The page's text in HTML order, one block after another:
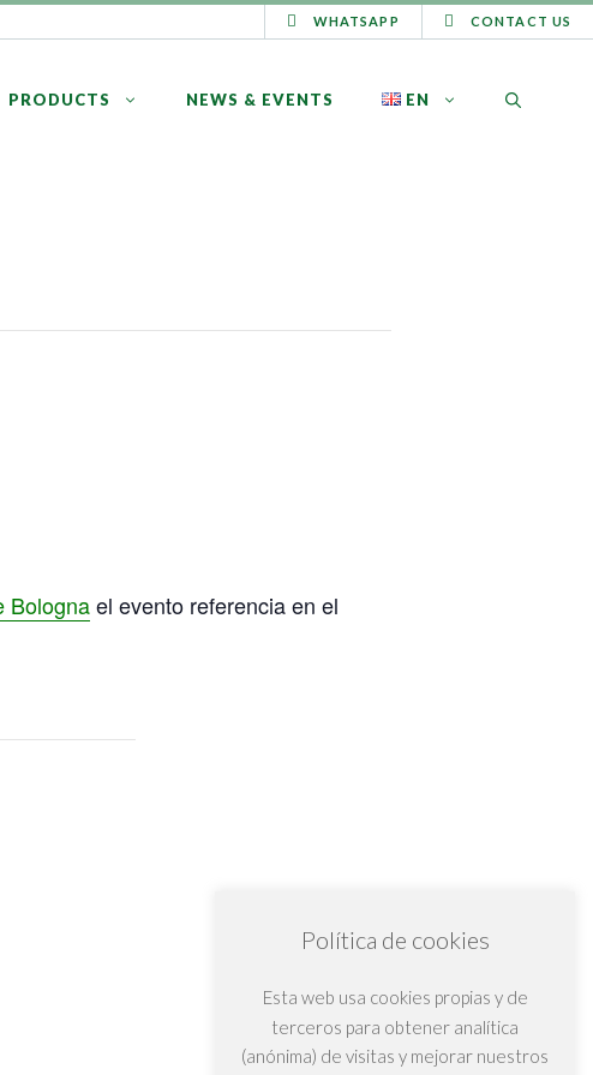
WHATSAPP CONTACT US
PRODUCTS NEWS & EVENTS EN
Bolognael evento referencia en el
Política de cookies
Esta web usa cookies propias y de
terceros para obtener analítica
(anónima) de visitas y mejorar nuestros